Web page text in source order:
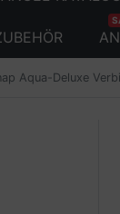
Aqua-Deluxe